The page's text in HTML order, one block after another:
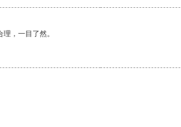
，一目了然。